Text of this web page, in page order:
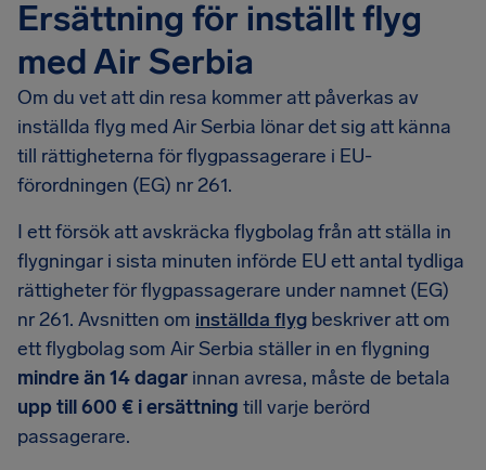
Ersättning för inställt flyg
med Air Serbia
Om du vet att din resa kommer att påverkas av
inställda flyg med Air Serbia lönar det sig att känna
till rättigheterna för flygpassagerare i EU-
förordningen (EG) nr 261.
I ett försök att avskräcka flygbolag från att ställa in
flygningar i sista minuten införde EU ett antal tydliga
rättigheter för flygpassagerare under namnet (EG)
nr 261. Avsnitten om inställda flyg beskriver att om
ett flygbolag som Air Serbia ställer in en flygning
mindre än 14 dagar innan avresa, måste de betala
upp till 600 € i ersättning till varje berörd
passagerare.